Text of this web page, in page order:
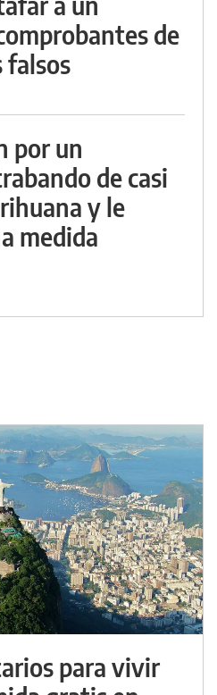
de
falsos
por un
de casi
y le
medida
para vivir